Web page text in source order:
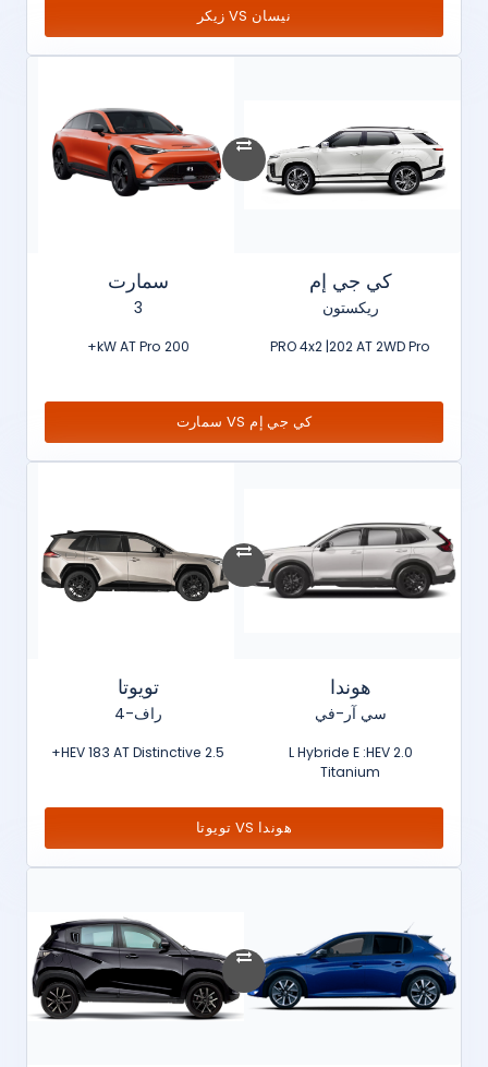
نيسان VS زيكر
كي جي إم
ريكستون
PRO 4x2 |202 AT 2WD Pro
سمارت
3
200 kW AT Pro+
كي جي إم VS سمارت
هوندا
سي آر-في
2.0 L Hybride E :HEV
Titanium
تويوتا
راف-4
2.5 HEV 183 AT Distinctive+
هوندا VS تويوتا